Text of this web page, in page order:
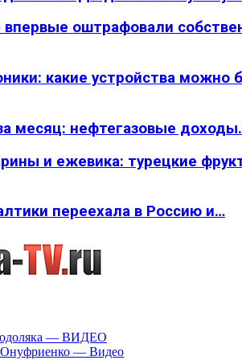
оштрафовали
какие устройства можно
месяц: нефтегазовые
и ежевика: турецкие
переехала в Россию и…
— ВИДЕО
— Видео